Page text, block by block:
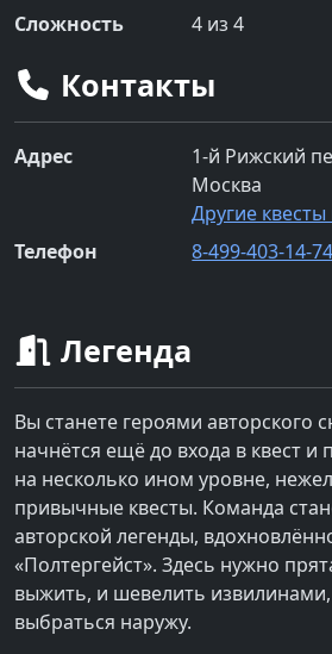
Сложность
4 из 4
Контакты
Адрес
1-й Рижский
Москва
Другие
Телефон
8-499-403-14-74
Легенда
Вы станете героями авторского
начнётся ещё до входа в квест и
на несколько ином уровне,
привычные квесты. Команда
авторской легенды,
«Полтергейст». Здесь нужно
выжить, и шевелить
выбраться наружу.